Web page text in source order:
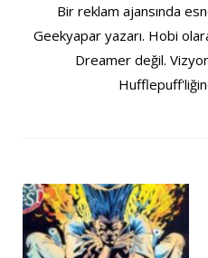
Bir reklam ajansında
Geekyapar yazarı. Hobi
Dreamer değil.